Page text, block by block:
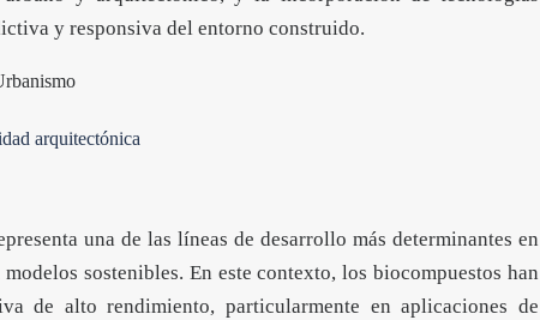
y responsiva del entorno construido.
arquitectónica
una de las líneas de desarrollo más determinantes en
sostenibles. En este contexto, los biocompuestos han
de alto rendimiento, particularmente en aplicaciones de